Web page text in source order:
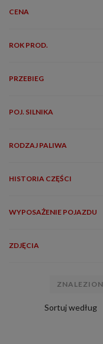
CENA
ROK PROD.
PRZEBIEG
POJ. SILNIKA
RODZAJ PALIWA
HISTORIA CZĘŚCI
WYPOSAŻENIE POJAZDU
ZDJĘCIA
Sortuj według